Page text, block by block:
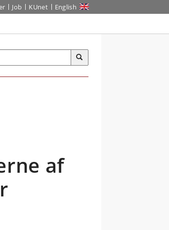
Job KUnet English
af